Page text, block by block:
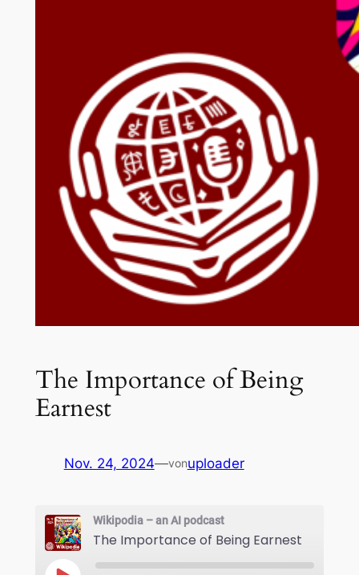
The Importance of Being
Earnest
Nov. 24, 2024—vonuploader
Wikipodia – an AI podcast
The Importance of Being Earnest